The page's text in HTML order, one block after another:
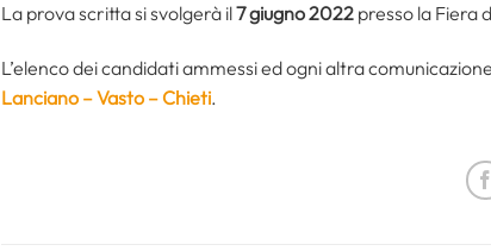
La prova scritta si svolgerà il7 giugno 2022 presso la Fiera
L’elenco dei candidati ammessi ed ogni altra
Lanciano – Vasto – Chieti.